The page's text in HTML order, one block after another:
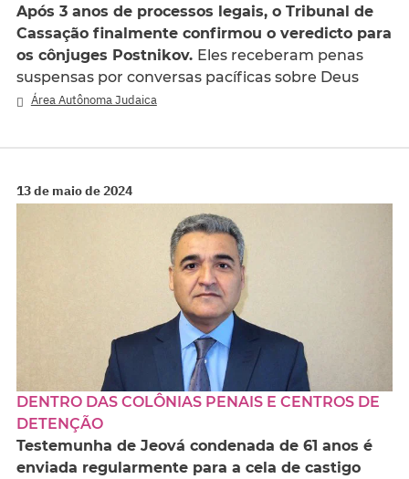
Após 3 anos de processos legais, o Tribunal de
Cassação finalmente confirmou o veredicto para
os cônjuges Postnikov. Eles receberam penas
suspensas por conversas pacíficas sobre Deus
Área Autônoma Judaica
13 de maio de 2024
DENTRO DAS COLÔNIAS PENAIS E CENTROS DE
DETENÇÃO
Testemunha de Jeová condenada de 61 anos é
enviada regularmente para a cela de castigo